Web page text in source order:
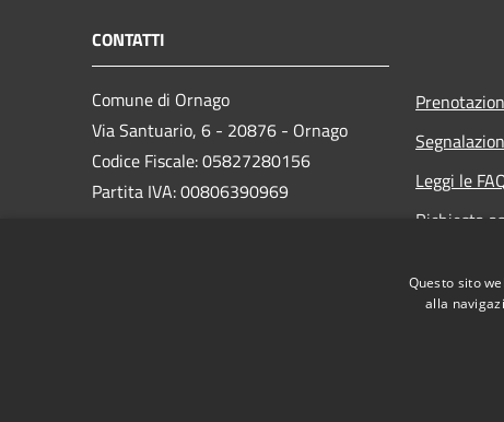
CONTATTI
Comune di Ornago
Via Santuario, 6 - 20876 - Ornago
Codice Fiscale: 05827280156
Partita IVA: 00806390969
Leggi le
Richiesta
Questo sito
alla